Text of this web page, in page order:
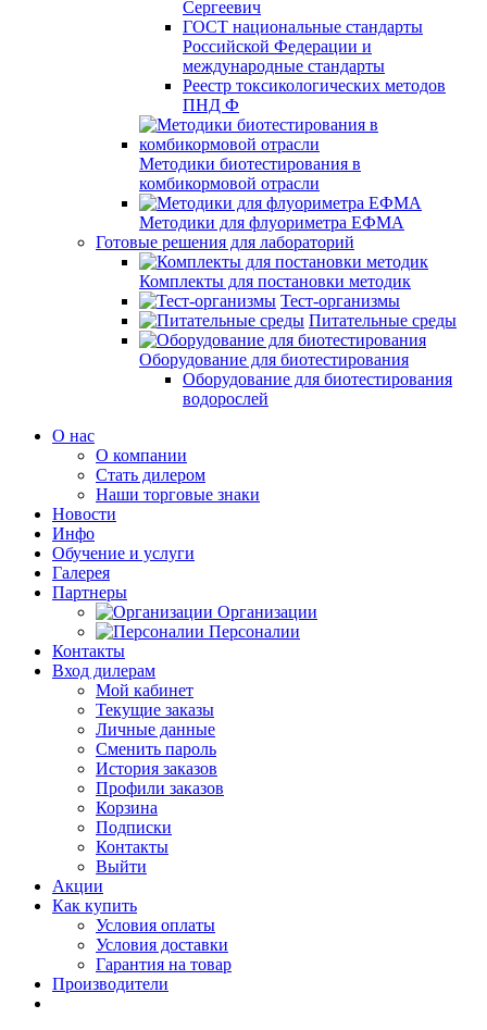
Сергеевич
ГОСТ национальные стандарты
Российской Федерации и
международные стандарты
Реестр токсикологических методов
ПНД Ф
Методики биотестирования в
комбикормовой отрасли
Методики для флуориметра ЕФМА
Готовые решения для лабораторий
Комплекты для постановки методик
Тест-организмы
Питательные среды
Оборудование для биотестирования
Оборудование для биотестирования
водорослей
О нас
О компании
Стать дилером
Наши торговые знаки
Новости
Инфо
Обучение и услуги
Галерея
Партнеры
Организации
Персоналии
Контакты
Вход дилерам
Мой кабинет
Текущие заказы
Личные данные
Сменить пароль
История заказов
Профили заказов
Корзина
Подписки
Контакты
Выйти
Акции
Как купить
Условия оплаты
Условия доставки
Гарантия на товар
Производители